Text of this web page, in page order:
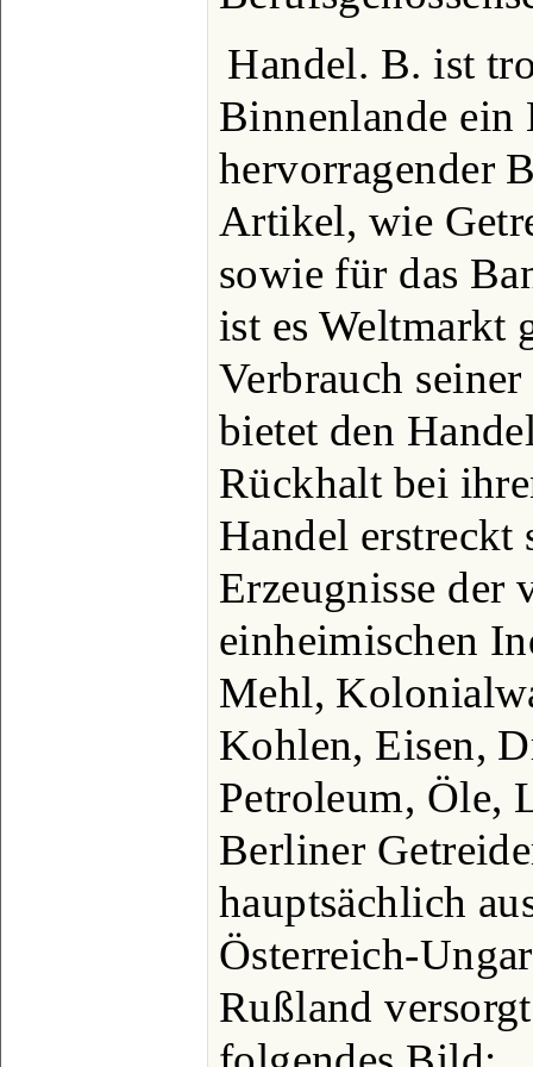
Handel. B. ist
Binnenlande ein
hervorragender
Artikel, wie
sowie für das
ist es Weltmarkt
Verbrauch
bietet den
Rückhalt bei
Handel erstreckt
Erzeugnisse der
einheimischen
Mehl,
Kohlen, Eisen,
Petroleum, Öle,
Berliner
hauptsächlich
Österreich-
Rußland